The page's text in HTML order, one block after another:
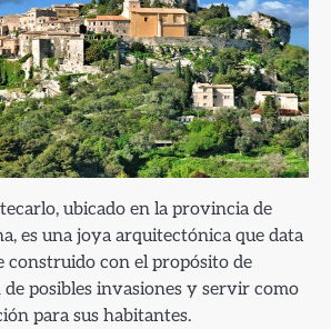
ubicado en la provincia de
es una joya arquitectónica que data
construido con el propósito de
posibles invasiones y servir como
para sus habitantes.